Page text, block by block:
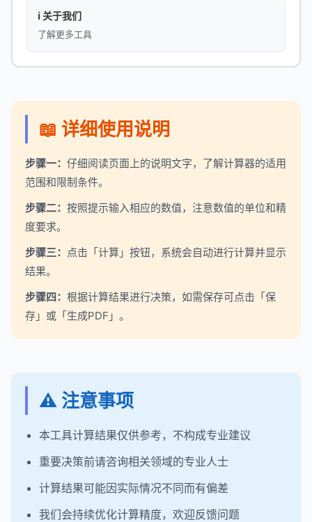
ℹ️ 关于我们
了解更多工具
📖 详细使用说明
步骤一： 仔细阅读页面上的说明文字，了解计算器的适用
范围和限制条件。
步骤二： 按照提示输入相应的数值，注意数值的单位和精
度要求。
步骤三： 点击「计算」按钮，系统会自动进行计算并显示
结果。
步骤四： 根据计算结果进行决策，如需保存可点击「保
存」或「生成PDF」。
⚠️ 注意事项
本工具计算结果仅供参考，不构成专业建议
重要决策前请咨询相关领域的专业人士
计算结果可能因实际情况不同而有偏差
我们会持续优化计算精度，欢迎反馈问题